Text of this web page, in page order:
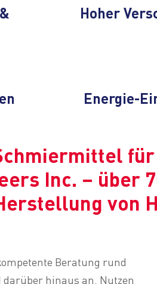
Hoher
Energie-
Inc. – über
von
Beratung rund
hinaus an. Nutzen